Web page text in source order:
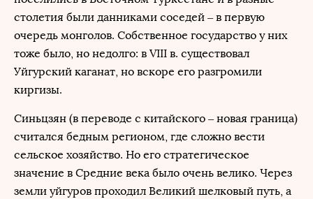
столетия были данниками соседей – в первую
очередь монголов. Собственное государство у них
тоже было, но недолго: в VIII в. существовал
Уйгурский каганат, но вскоре его разгромили
киргизы.
Синьцзян (в переводе с китайского – новая граница)
считался бедным регионом, где сложно вести
сельское хозяйство. Но его стратегическое
значение в Средние века было очень велико. Через
земли уйгуров проходил Великий шелковый путь, а